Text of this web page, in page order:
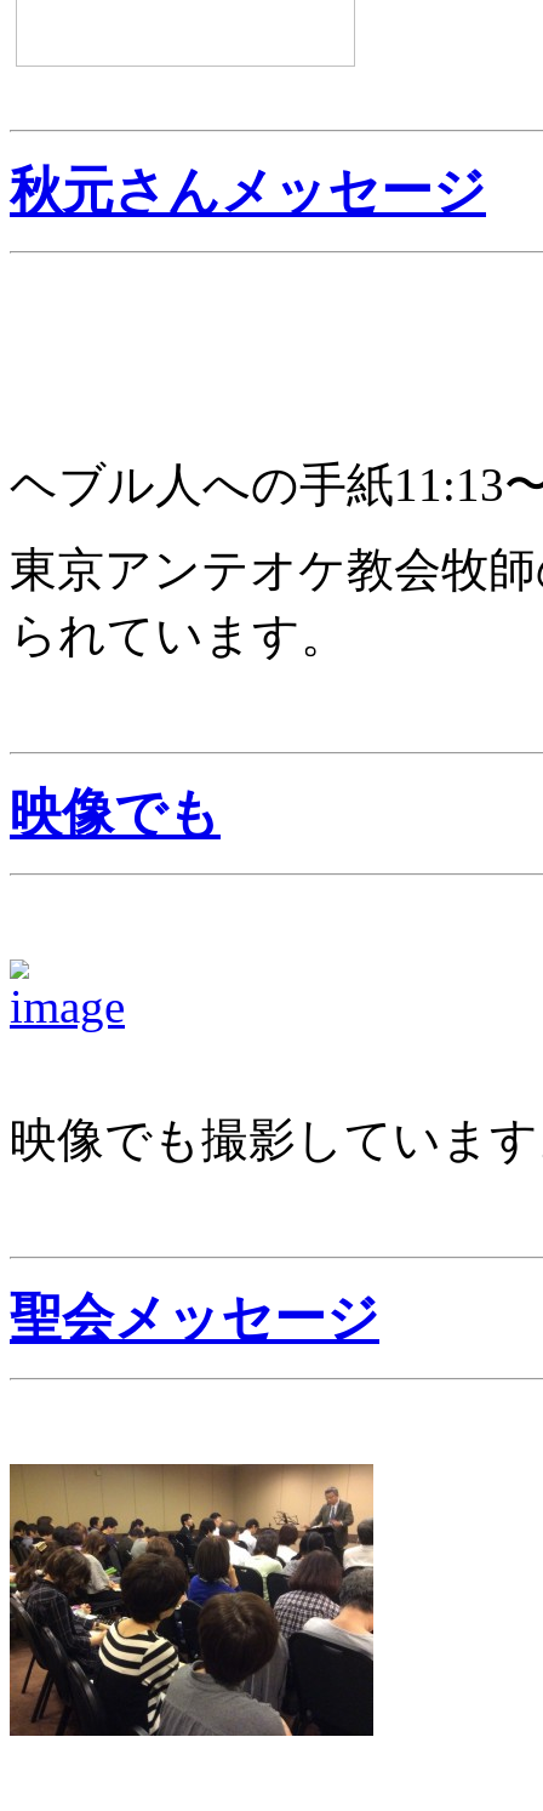
秋元さんメッセージ
ヘブル人への手紙11:13
東京アンテオケ教会牧
られています。
映像でも
映像でも撮影していま
聖会メッセージ